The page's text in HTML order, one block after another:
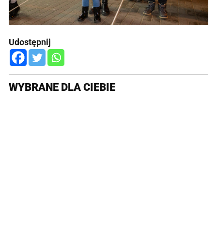
Udostępnij
WYBRANE DLA CIEBIE